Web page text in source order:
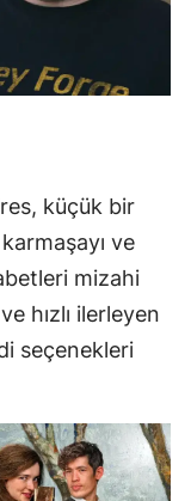
küçük bir
ve
mizahi
hızlı ilerleyen
seçenekleri